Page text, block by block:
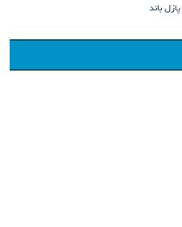
پازل باند